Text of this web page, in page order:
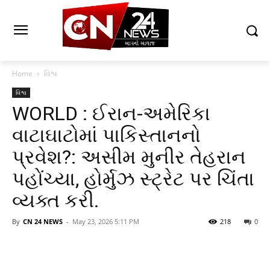
Home વિશ્વ
વિશ્વ
WORLD : ઈરાન-અમેરિકા
વાટાઘાટોમાં પાકિસ્તાનનો
પ્રવેશ?: અસીમ મુનીર તેહરાન
પહોંચ્યા, હોર્મુઝ સ્ટ્રેટ પર ચિંતા
વ્યક્ત કરી.
By CN 24 NEWS - May 23, 2026 5:11 PM 0
218